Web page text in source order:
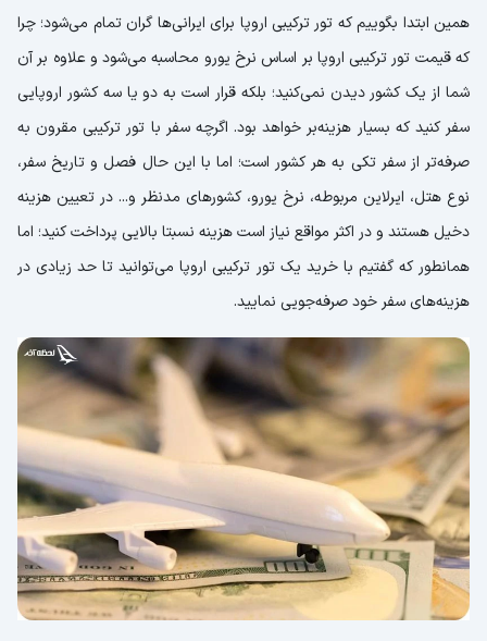
همین ابتدا بگوییم که تور ترکیبی اروپا برای ایرانی‌ها گران تمام می‌شود؛ چرا
که قیمت تور ترکیبی اروپا بر اساس نرخ یورو محاسبه می‌شود و علاوه بر آن
شما از یک کشور دیدن نمی‌کنید؛ بلکه قرار است به دو یا سه کشور اروپایی
سفر کنید که بسیار هزینه‌بر خواهد بود. اگرچه سفر با تور ترکیبی مقرون به
صرفه‌تر از سفر تکی به هر کشور است؛ اما با این حال فصل و تاریخ سفر،
نوع هتل، ایرلاین مربوطه، نرخ یورو، کشورهای مدنظر و... در تعیین هزینه
دخیل هستند و در اکثر مواقع نیاز است هزینه نسبتا بالایی پرداخت کنید؛ اما
همانطور که گفتیم با خرید یک تور ترکیبی اروپا می‌توانید تا حد زیادی در
هزینه‌های سفر خود صرفه‌جویی نمایید.